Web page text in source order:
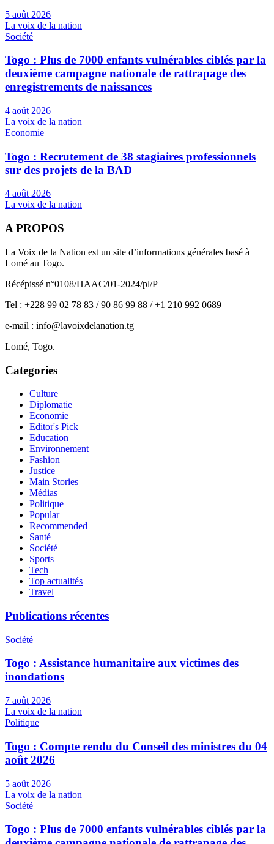
5 août 2026
La voix de la nation
Société
Togo : Plus de 7000 enfants vulnérables ciblés par la
deuxième campagne nationale de rattrapage des
enregistrements de naissances
4 août 2026
La voix de la nation
Economie
Togo : Recrutement de 38 stagiaires professionnels
sur des projets de la BAD
4 août 2026
La voix de la nation
A PROPOS
La Voix de la Nation est un site d’informations générales basé à
Lomé au Togo.
Récépissé n°0108/HAAC/01-2024/pl/P
Tel : +228 99 02 78 83 / 90 86 99 88 / +1 210 992 0689
e-mail : info@lavoixdelanation.tg
Lomé, Togo.
Categories
Culture
Diplomatie
Economie
Editor's Pick
Education
Environnement
Fashion
Justice
Main Stories
Médias
Politique
Popular
Recommended
Santé
Société
Sports
Tech
Top actualités
Travel
Publications récentes
Société
Togo : Assistance humanitaire aux victimes des
inondations
7 août 2026
La voix de la nation
Politique
Togo : Compte rendu du Conseil des ministres du 04
août 2026
5 août 2026
La voix de la nation
Société
Togo : Plus de 7000 enfants vulnérables ciblés par la